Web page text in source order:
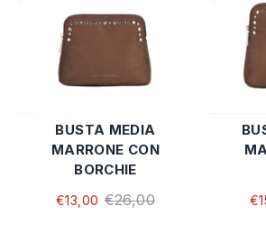
BUSTA MEDIA
MARRONE CON
BORCHIE
€13,00 €26,00